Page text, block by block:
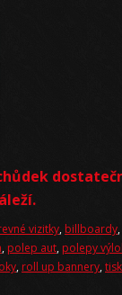
vizitky, billboardy,
, polep aut, polepy
, roll up bannery,